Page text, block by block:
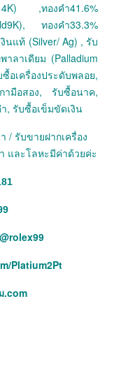
,ทองคำ41.6%
ทองคำ33.3%
นแท้ (Silver/ Ag) , รับ
ลาเดียม (Palladium
เครื่องประดับพลอย,
ามือสอง, รับซื้อนาค,
, รับซื้อเข็มขัดเงิน
/ รับขายฝากเครื่อง
และโลหะมีค่าด้วยค่ะ
Platium2Pt
.com